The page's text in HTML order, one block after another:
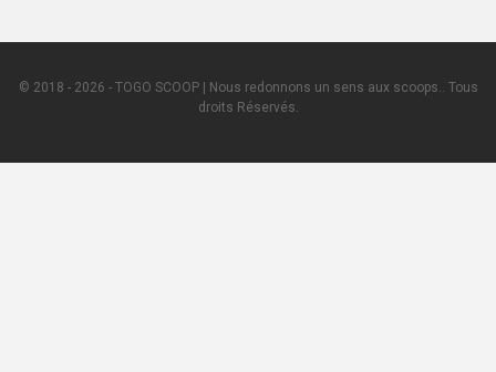
© 2018 - 2026 - TOGO SCOOP | Nous redonnons un sens aux scoops.. Tous
droits Réservés.